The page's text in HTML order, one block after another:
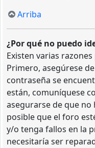
Arriba
¿Por qué no puedo
Existen varias
Primero, asegúrese
contraseña se
están, comuníquese
asegurarse de que no
posible que el foro
y/o tenga fallos en la
necesitaría ser